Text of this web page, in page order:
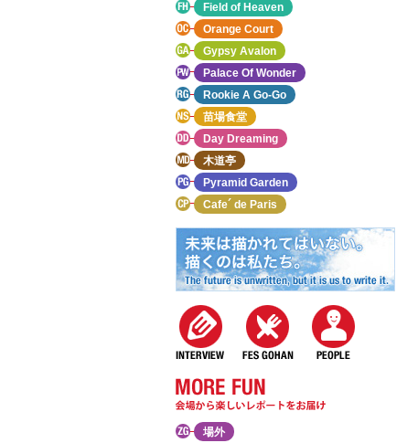
Field of Heaven
Orange Court
Gypsy Avalon
Palace Of Wonder
Rookie A Go-Go
苗場食堂
Day Dreaming
木道亭
Pyramid Garden
Cafe´ de Paris
場外